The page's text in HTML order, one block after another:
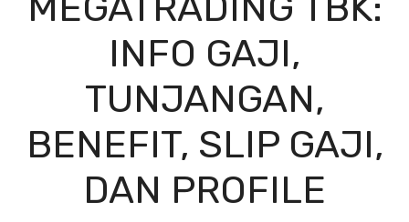
INFO GAJI,
TUNJANGAN,
BENEFIT, SLIP GAJI,
DAN PROFILE